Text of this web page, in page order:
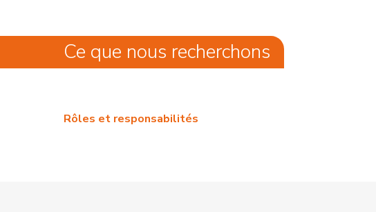
Ce que nous recherchons
Rôles et responsabilités